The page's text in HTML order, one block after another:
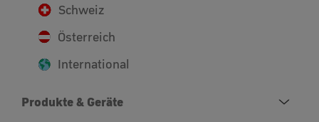
Schweiz
Österreich
International
Produkte & Geräte